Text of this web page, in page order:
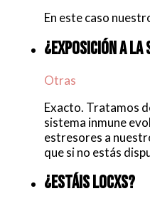
En este caso
¿EXPOSICIÓN A LA
Otras
Exacto. Tratamos
sistema inmune
estresores a
que si no estás
¿ESTÁIS LOCXS?